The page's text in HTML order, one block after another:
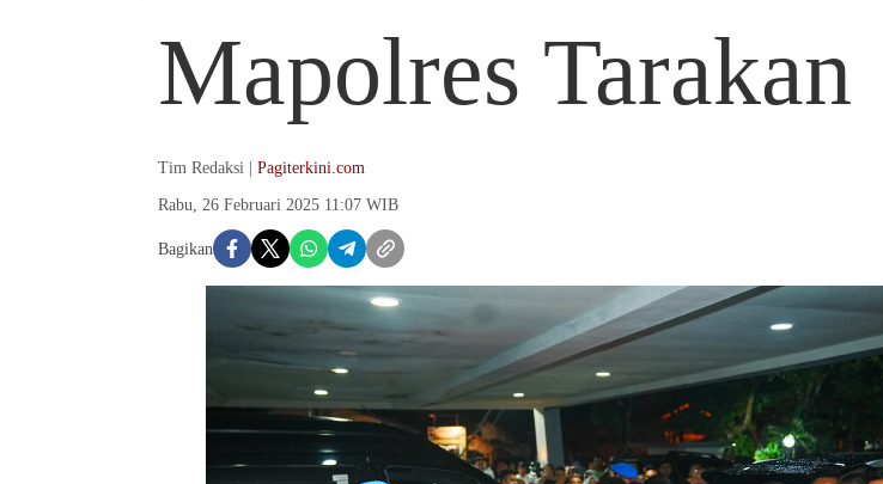
Mapolres Tarakan
Tim Redaksi | Pagiterkini.com
Rabu, 26 Februari 2025 11:07 WIB
Bagikan